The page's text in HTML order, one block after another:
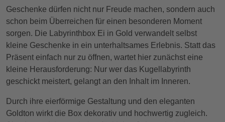
Geschenke dürfen nicht nur Freude machen, sondern auch
schon beim Überreichen für einen besonderen Moment
sorgen. Die Labyrinthbox Ei in Gold verwandelt selbst
kleine Geschenke in ein unterhaltsames Erlebnis. Statt das
Präsent einfach nur zu öffnen, wartet hier zunächst eine
kleine Herausforderung: Nur wer das Kugellabyrinth
geschickt meistert, gelangt an den Inhalt im Inneren.
Durch ihre eierförmige Gestaltung und den eleganten
Goldton wirkt die Box dekorativ und hochwertig zugleich.